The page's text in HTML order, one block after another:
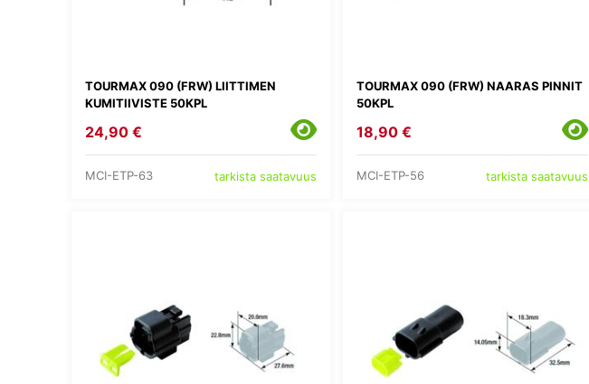
TOURMAX 090 (FRW) LIITTIMEN
KUMITIIVISTE 50KPL
24,90 €
MCI-ETP-63 tarkista saatavuus
TOURMAX 090 (FRW) NAARAS PINNIT
50KPL
18,90 €
MCI-ETP-56 tarkista saatavuus